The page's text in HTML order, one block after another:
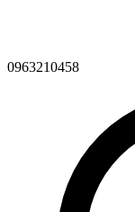
0963210458